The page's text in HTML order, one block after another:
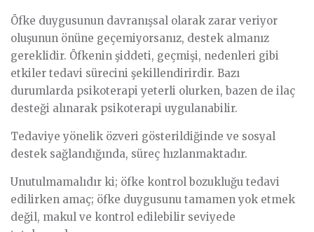
Öfke duygusunun davranışsal olarak zarar veriyor
oluşunun önüne geçemiyorsanız, destek almanız
gereklidir. Öfkenin şiddeti, geçmişi, nedenleri gibi
etkiler tedavi sürecini şekillendirirdir. Bazı
durumlarda psikoterapi yeterli olurken, bazen de ilaç
desteği alınarak psikoterapi uygulanabilir.
Tedaviye yönelik özveri gösterildiğinde ve sosyal
destek sağlandığında, süreç hızlanmaktadır.
Unutulmamalıdır ki; öfke kontrol bozukluğu tedavi
edilirken amaç; öfke duygusunu tamamen yok etmek
değil, makul ve kontrol edilebilir seviyede